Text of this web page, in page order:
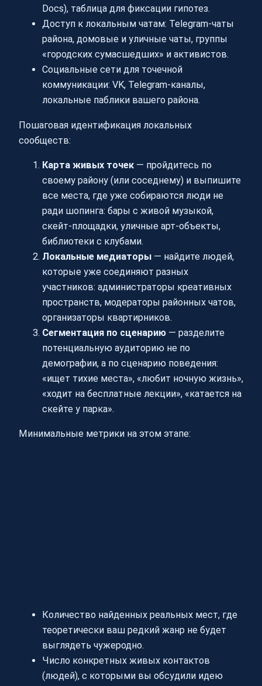
Docs), таблица для фиксации гипотез.
Доступ к локальным чатам: Telegram-чаты
района, домовые и уличные чаты, группы
«городских сумасшедших» и активистов.
Социальные сети для точечной
коммуникации: VK, Telegram-каналы,
локальные паблики вашего района.
Пошаговая идентификация локальных
сообществ:
Карта живых точек — пройдитесь по
своему району (или соседнему) и выпишите
все места, где уже собираются люди не
ради шопинга: бары с живой музыкой,
скейт-площадки, уличные арт-объекты,
библиотеки с клубами.
Локальные медиаторы — найдите людей,
которые уже соединяют разных
участников: администраторы креативных
пространств, модераторы районных чатов,
организаторы квартирников.
Сегментация по сценарию — разделите
потенциальную аудиторию не по
демографии, а по сценарию поведения:
«ищет тихие места», «любит ночную жизнь»,
«ходит на бесплатные лекции», «катается на
скейте у парка».
Минимальные метрики на этом этапе:
Количество найденных реальных мест, где
теоретически ваш редкий жанр не будет
выглядеть чужеродно.
Число конкретных живых контактов
(людей), с которыми вы обсудили идею